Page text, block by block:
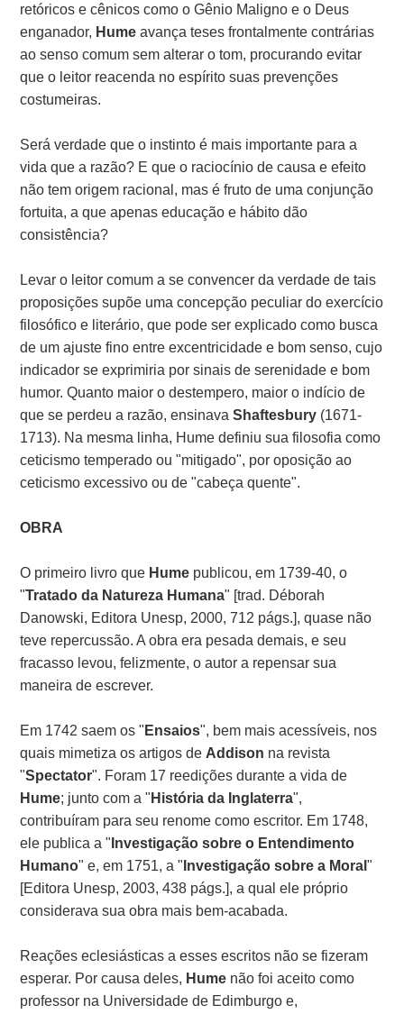
retóricos e cênicos como o Gênio Maligno e o Deus
enganador, Humeavança teses frontalmente contrárias
ao senso comum sem alterar o tom, procurando evitar
que o leitor reacenda no espírito suas prevenções
costumeiras.
Será verdade que o instinto é mais importante para a
vida que a razão? E que o raciocínio de causa e efeito
não tem origem racional, mas é fruto de uma conjunção
fortuita, a que apenas educação e hábito dão
consistência?
Levar o leitor comum a se convencer da verdade de tais
proposições supõe uma concepção peculiar do exercício
filosófico e literário, que pode ser explicado como busca
de um ajuste fino entre excentricidade e bom senso, cujo
indicador se exprimiria por sinais de serenidade e bom
humor. Quanto maior o destempero, maior o indício de
que se perdeu a razão, ensinavaShaftesbury (1671-
1713). Na mesma linha, Hume definiu sua filosofia como
ceticismo temperado ou "mitigado", por oposição ao
ceticismo excessivo ou de "cabeça quente".
OBRA
O primeiro livro que Hume publicou, em 1739-40, o
"Tratado da Natureza Humana" [trad. Déborah
Danowski, Editora Unesp, 2000, 712 págs.], quase não
teve repercussão. A obra era pesada demais, e seu
fracasso levou, felizmente, o autor a repensar sua
maneira de escrever.
Em 1742 saem os " Ensaios", bem mais acessíveis, nos
quais mimetiza os artigos de Addison na revista
"Spectator". Foram 17 reedições durante a vida de
Hume; junto com a " História da Inglaterra",
contribuíram para seu renome como escritor. Em 1748,
ele publica a " Investigação sobre o Entendimento
Humano" e, em 1751, a " Investigação sobre a Moral"
[Editora Unesp, 2003, 438 págs.], a qual ele próprio
considerava sua obra mais bem-acabada.
Reações eclesiásticas a esses escritos não se fizeram
esperar. Por causa deles, Hume não foi aceito como
professor na Universidade de Edimburgo e,